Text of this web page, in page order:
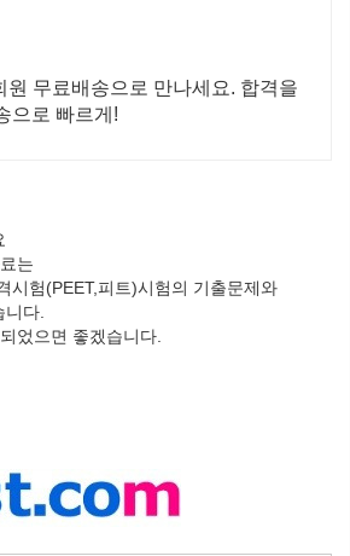
무료배송으로 만나세요. 합격을
으로 빠르게!
는
시험(PEET,피트)시험의 기출문제와
다.
었으면 좋겠습니다.